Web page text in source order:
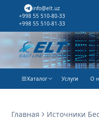
info@elt.uz
+998 55 510-80-33
+998 55 510-81-33
Каталог Услуги О
Главная
Источники